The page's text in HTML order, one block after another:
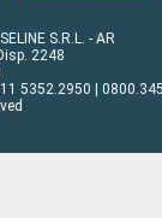
S.R.L. - AR
2248
5352.2950 |